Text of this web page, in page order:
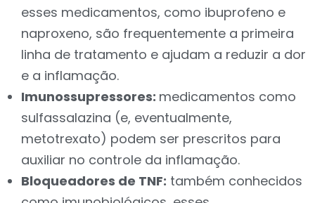
esses medicamentos, como ibuprofeno e
naproxeno, são frequentemente a primeira
linha de tratamento e ajudam a reduzir a dor
e a inflamação.
Imunossupressores: medicamentos como
sulfassalazina (e, eventualmente,
metotrexato) podem ser prescritos para
auxiliar no controle da inflamação.
Bloqueadores de TNF: também conhecidos